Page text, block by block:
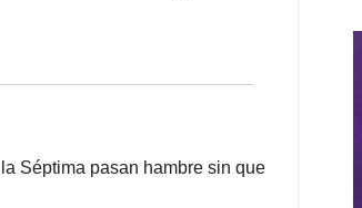
Séptima pasan hambre sin que